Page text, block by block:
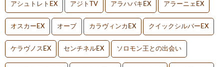
アシュトレトEX アジトTV アラハバキEX アラーニェEX
オスカーEX オーブ カラヴィンカEX クイックシルバーEX
ケラヴノスEX センチネルEX ソロモン王との出会い